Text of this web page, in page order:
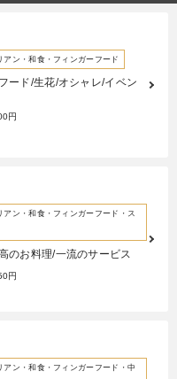
アン・和食・フィンガーフード
ード/生花/オシャレ/イベン
円
ン・和食・フィンガーフード・ス
のお料理/一流のサービス
円
アン・和食・フィンガーフード・中